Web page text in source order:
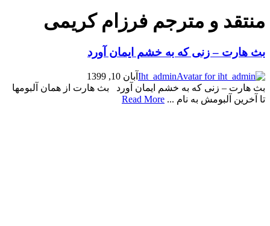
منتقد و مترجم فرزام کریمی
بث هارت – زنی که به خشم ایمان آورد
Iht_admin آبان 10, 1399
بث هارت – زنی که به خشم ایمان آورد بث هارت از همان آلبومها
تا آخرین آلبومش به نام ... Read More